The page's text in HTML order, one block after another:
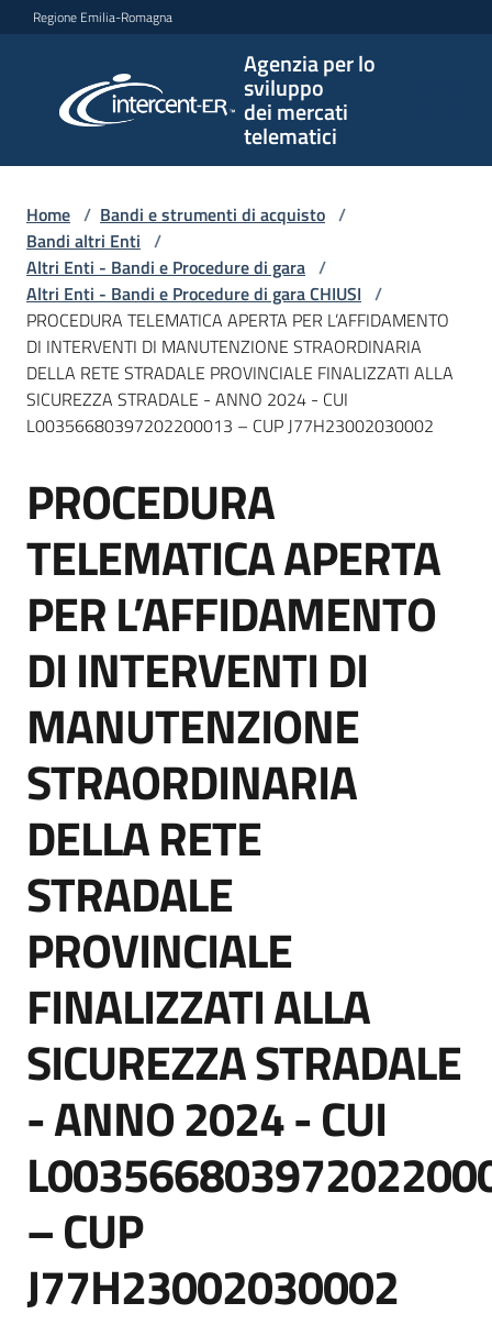
Vai al contenuto
Vai alla navigazione
Vai al footer
Regione Emilia-Romagna
Agenzia per lo
sviluppo
dei mercati
telematici
per lo
sviluppo
telematici
L'Agenzia
Bandi
e
di
acquisto
Supporto
Piattaforme
telematiche
English
site
Seguici
su
Home / Bandi e strumenti di acquisto /
Bandi altri Enti /
Altri Enti - Bandi e Procedure di gara /
Altri Enti - Bandi e Procedure di gara CHIUSI /
PROCEDURA TELEMATICA APERTA PER L’AFFIDAMENTO
DI INTERVENTI DI MANUTENZIONE STRAORDINARIA
DELLA RETE STRADALE PROVINCIALE FINALIZZATI ALLA
SICUREZZA STRADALE - ANNO 2024 - CUI
L00356680397202200013 – CUP J77H23002030002
Salta al contenuto
PROCEDURA
TELEMATICA APERTA
PER L’AFFIDAMENTO
DI INTERVENTI DI
MANUTENZIONE
STRAORDINARIA
DELLA RETE
STRADALE
PROVINCIALE
FINALIZZATI ALLA
SICUREZZA STRADALE
- ANNO 2024 - CUI
– CUP
J77H23002030002